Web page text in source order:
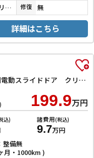
アイビーグリーンメタリック 修復 無
詳細はこちら
ブラックスタイル バックカメラ 両側電動スライドドア クリアランスソナー オートクルーズコントロール レーンアシスト 衝突被害軽減システム オートライト LEDヘッドランプ スマートキー アイドリングストップ
199.9万円
込) 諸費用(税込)
9.7万円
整備無
月・1000km )